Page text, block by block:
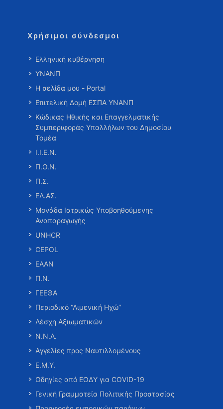
Χρήσιμοι σύνδεσμοι
Ελληνική κυβέρνηση
ΥΝΑΝΠ
Η σελίδα μου - Portal
Επιτελική Δομή ΕΣΠΑ ΥΝΑΝΠ
Κώδικας Ηθικής και Επαγγελματικής
Συμπεριφοράς Υπαλλήλων του Δημοσίου
Τομέα
Ι.Ι.Ε.Ν.
Π.Ο.Ν.
Π.Σ.
ΕΛ.ΑΣ.
Μονάδα Ιατρικώς Υποβοηθούμενης
Αναπαραγωγής
UNHCR
CEPOL
ΕΑΑΝ
Π.Ν.
ΓΕΕΘΑ
Περιοδικό “Λιμενική Ηχώ”
Λέσχη Αξιωματικών
Ν.Ν.Α.
Αγγελίες προς Ναυτιλλομένους
Ε.Μ.Υ.
Οδηγίες από ΕΟΔΥ για COVID-19
Γενική Γραμματεία Πολιτικής Προστασίας